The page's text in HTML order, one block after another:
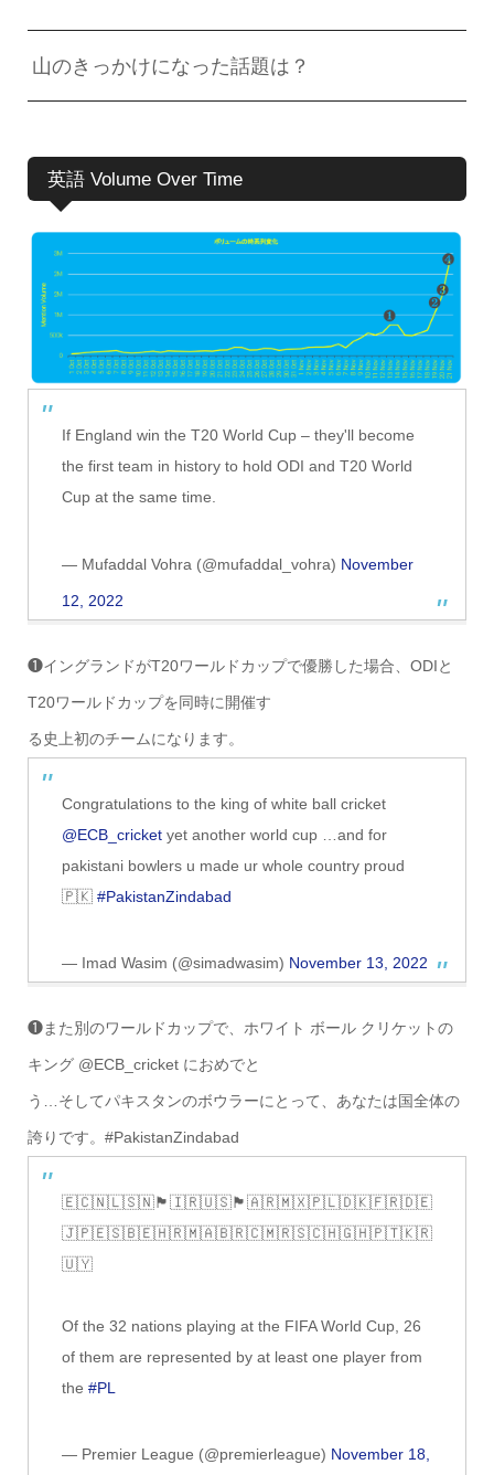
山のきっかけになった話題は？
英語 Volume Over Time
If England win the T20 World Cup – they'll become
the first team in history to hold ODI and T20 World
Cup at the same time.
— Mufaddal Vohra (@mufaddal_vohra) November
12, 2022
❶イングランドがT20ワールドカップで優勝した場合、ODIと
T20ワールドカップを同時に開催す
る史上初のチームになります。
Congratulations to the king of white ball cricket
@ECB_cricketyet another world cup …and for
pakistani bowlers u made ur whole country proud
🇵🇰 #PakistanZindabad
— Imad Wasim (@simadwasim) November 13, 2022
❶また別のワールドカップで、ホワイト ボール クリケットの
キング @ECB_cricket におめでと
う…そしてパキスタンのボウラーにとって、あなたは国全体の
誇りです。#PakistanZindabad
🇪🇨🇳🇱🇸🇳🏴󠁧󠁢󠁥󠁮󠁧󠁿🇮🇷🇺🇸🏴󠁧󠁢󠁷󠁬󠁳󠁿🇦🇷🇲🇽🇵🇱🇩🇰🇫🇷🇩🇪
🇯🇵🇪🇸🇧🇪🇭🇷🇲🇦🇧🇷🇨🇲🇷🇸🇨🇭🇬🇭🇵🇹🇰🇷
🇺🇾
Of the 32 nations playing at the FIFA World Cup, 26
of them are represented by at least one player from
the #PL
— Premier League (@premierleague) November 18,